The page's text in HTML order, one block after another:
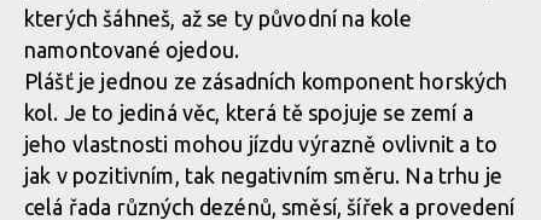
kterých šáhneš, až se ty původní na kole
namontované ojedou.
Plášť je jednou ze zásadních komponent horských
kol. Je to jediná věc, která tě spojuje se zemí a
jeho vlastnosti mohou jízdu výrazně ovlivnit a to
jak v pozitivním, tak negativním směru. Na trhu je
celá řada různých dezénů, směsí, šířek a provedení